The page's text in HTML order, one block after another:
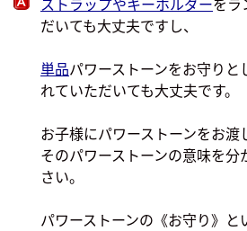
ストラップやキーホルダーをラ
だいても大丈夫ですし、
単品パワーストーンをお守りと
れていただいても大丈夫です。
お子様にパワーストーンをお渡
そのパワーストーンの意味を分
さい。
パワーストーンの《お守り》と